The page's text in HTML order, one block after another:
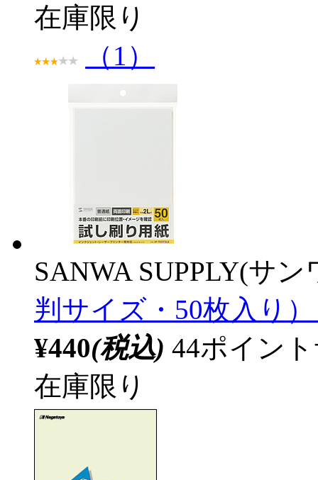
在庫限り
（1）
SANWA SUPPLY(サ
判サイズ・50枚入り）
¥440(税込) 44ポイン
在庫限り